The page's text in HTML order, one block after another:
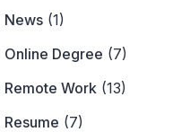
News (1)
Online Degree (7)
Remote Work (13)
Resume (7)